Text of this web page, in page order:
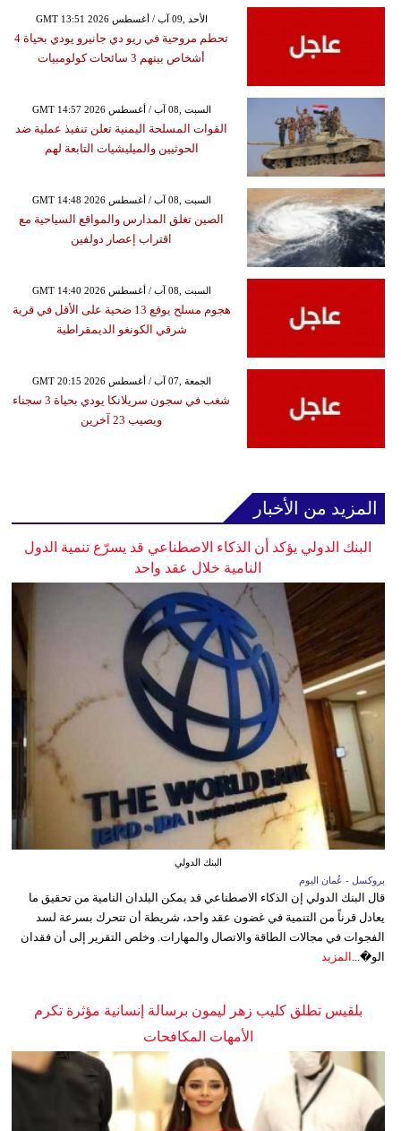
GMT 13:51 2026 الأحد ,09 آب / أغسطس
تحطم مروحية في ريو دي جانيرو يودي بحياة 4
أشخاص بينهم 3 سائحات كولومبيات
GMT 14:57 2026 السبت ,08 آب / أغسطس
القوات المسلحة اليمنية تعلن تنفيذ عملية ضد
الحوثيين والميليشيات التابعة لهم
GMT 14:48 2026 السبت ,08 آب / أغسطس
الصين تغلق المدارس والمواقع السياحية مع
اقتراب إعصار دولفين
GMT 14:40 2026 السبت ,08 آب / أغسطس
هجوم مسلح يوقع 13 ضحية على الأقل في قرية
شرقي الكونغو الديمقراطية
GMT 20:15 2026 الجمعة ,07 آب / أغسطس
شغب في سجون سريلانكا يودي بحياة 3 سجناء
ويصيب 23 آخرين
المزيد من الأخبار
البنك الدولي يؤكد أن الذكاء الاصطناعي قد يسرّع تنمية الدول
النامية خلال عقد واحد
البنك الدولي
بروكسل - عُمان اليوم
قال البنك الدولي إن الذكاء الاصطناعي قد يمكن البلدان النامية من تحقيق ما
يعادل قرناً من التنمية في غضون عقد واحد، شريطة أن تتحرك بسرعة لسد
الفجوات في مجالات الطاقة والاتصال والمهارات. وخلص التقرير إلى أن فقدان
الو�...
المزيد
بلقيس تطلق كليب زهر ليمون برسالة إنسانية مؤثرة تكرم
الأمهات المكافحات